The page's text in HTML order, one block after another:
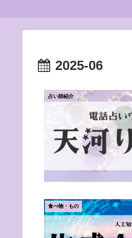
2025-06
占い師紹介
食べ物・もの